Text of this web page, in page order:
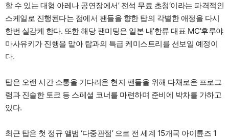
할 수 있는 대형 아레나 공연장에서’ 전석 무료 초청‘이라는 파격적인
스케일로 진행된다는 점에서 팬들을 향한 탑의 각별한 애정을 다시
한번 실감케 한다. 또한 해당 팬미팅은 일본 내’한류 대표 MC'후루야
마사유키가 진행을 맡아 탑과의 특급 케미스트리를 선보일 예정이
다.
탑은 오랜 시간 소통을 기다려온 현지 팬들을 위해 다채로운 프로그
램과 진솔한 토크 등 스페셜 코너를 마련하며 준비에 박차를 가하고
있다.
최근 탑은 첫 정규 앨범 ‘다중관점’ 으로 전 세계 15개국 아이튠즈 1